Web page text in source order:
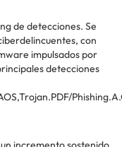
de detecciones. Se
con
impulsados por
detecciones